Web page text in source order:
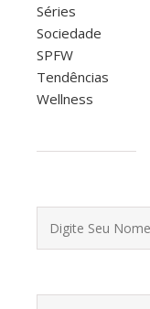
Séries
Sociedade
SPFW
Tendências
Wellness